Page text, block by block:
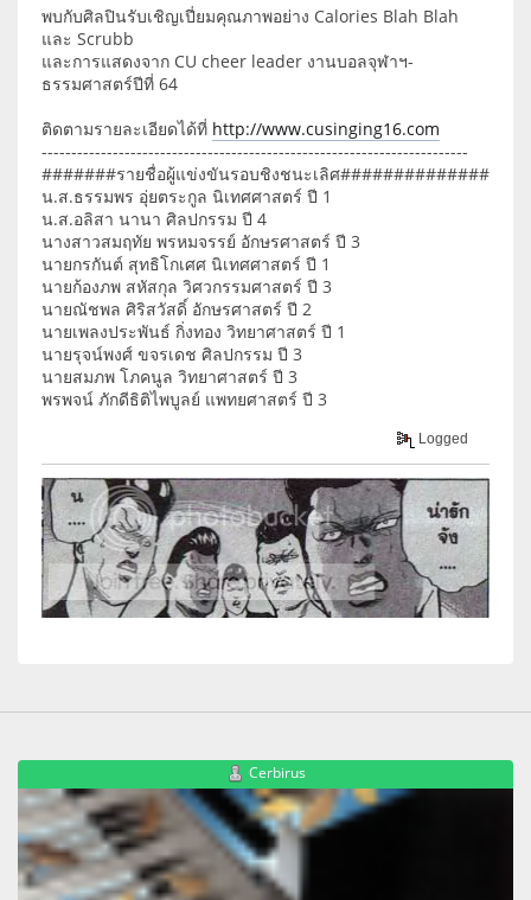
พบกับศิลปินรับเชิญเปี่ยมคุณภาพอย่าง Calories Blah Blah
และ Scrubb
และการแสดงจาก CU cheer leader งานบอลจุฬาฯ-
ธรรมศาสตร์ปีที่ 64
ติดตามรายละเอียดได้ที่ http://www.cusinging16.com
------------------------------------------------------------------------
#######รายชื่อผู้แข่งขันรอบชิงชนะเลิศ##############
น.ส.ธรรมพร อุ่ยตระกูล นิเทศศาสตร์ ปี 1
น.ส.อลิสา นานา ศิลปกรรม ปี 4
นางสาวสมฤทัย พรหมจรรย์ อักษรศาสตร์ ปี 3
นายกรกันต์ สุทธิโกเศศ นิเทศศาสตร์ ปี 1
นายก้องภพ สหัสกุล วิศวกรรมศาสตร์ ปี 3
นายณัชพล ศิริสวัสดิ์ อักษรศาสตร์ ปี 2
นายเพลงประพันธ์ กิ่งทอง วิทยาศาสตร์ ปี 1
นายรุจน์พงศ์ ขจรเดช ศิลปกรรม ปี 3
นายสมภพ โภคนูล วิทยาศาสตร์ ปี 3
พรพจน์ ภักดีธิติไพบูลย์ แพทยศาสตร์ ปี 3
Logged
Cerbirus